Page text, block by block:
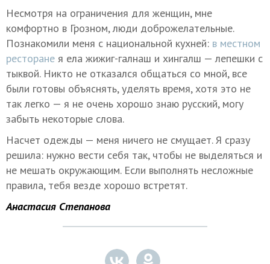
Несмотря на ограничения для женщин, мне
комфортно в Грозном, люди доброжелательные.
Познакомили меня с национальной кухней: в местном
ресторане я ела жижиг-галнаш и хингалш — лепешки с
тыквой. Никто не отказался общаться со мной, все
были готовы объяснять, уделять время, хотя это не
так легко — я не очень хорошо знаю русский, могу
забыть некоторые слова.
Насчет одежды — меня ничего не смущает. Я сразу
решила: нужно вести себя так, чтобы не выделяться и
не мешать окружающим. Если выполнять несложные
правила, тебя везде хорошо встретят.
Анастасия Степанова